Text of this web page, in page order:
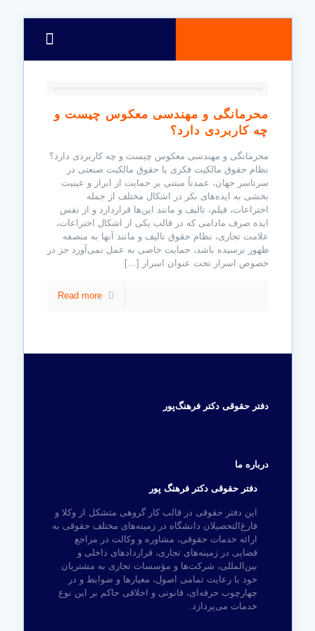
محرمانگی و مهندسی معکوس چیست و
چه کاربردی دارد؟
محرمانگی و مهندسی معکوس چیست و چه کاربردی دارد؟
نظام حقوق مالکیت فکری یا حقوق مالکیت صنعتی در
سرتاسر جهان، عمدتاً‌ مبتنی بر حمایت از ابراز و عینیت
بخشی به ایده‌های بکر در اشکال مختلف از جمله
اختراعات، فیلم،‌ تالیف و مانند این‌ها قراردارد و از نفس
ایده صرف مادامی که در قالب یکی از اشکال اختراعات،‌
علامت تجاری،‌ نظام حقوق تالیف و مانند آنها به منصفه
ظهور نرسیده باشد،‌ حمایت خاصی به عمل نمی‌آورد جز در
خصوص اسرار تحت عنوان اسرار
[…]
Read more
دفتر حقوقی دکتر فرهنگ‌پور
درباره ما
دفتر حقوقی دکتر فرهنگ پور
این دفتر حقوقی در قالب کار گروهی متشکل از وکلا و
فارغ‌التحصیلان دانشگاه در زمینه‌های مختلف حقوقی به
ارائه خدمات حقوقی، مشاوره و وکالت در مراجع
قضایی در زمینه‌های تجاری، قراردادهای داخلی و
بین‌المللی، شرکت‌ها و مؤسسات تجاری به مشتریان
خود با رعایت تمامی اصول، معیارها و ضوابط و در
چهارچوب حرفه‌ای، قانونی و اخلاقی حاکم بر این نوع
خدمات می‌پردازد.